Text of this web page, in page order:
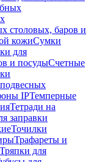
столовых, баров и
кожиСумки
для
и посудыСчетные
IPТемперные
Тетради на
заправки
Точилки
Трафареты и
Тряпки для